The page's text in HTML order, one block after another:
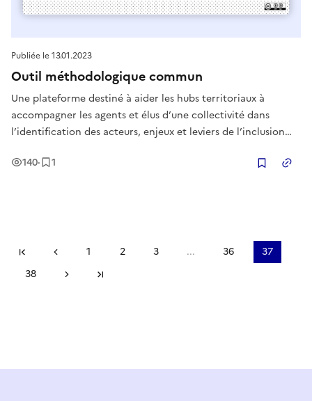
Publiée le13.01.2023
Outil méthodologique commun
Une plateforme destiné à aider les hubs territoriaux à
accompagner les agents et élus d’une collectivité dans
l’identification des acteurs, enjeux et leviers de l’inclusion
médiation numérique et édifier une programmation en
140Vues
· 1
Première pagePage précédente
1 2 3 ... 36
37
38
Page suivante